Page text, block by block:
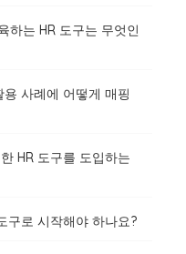
하는 HR 도구는 무엇인
사례에 어떻게 매핑
HR 도구를 도입하는
구로 시작해야 하나요?